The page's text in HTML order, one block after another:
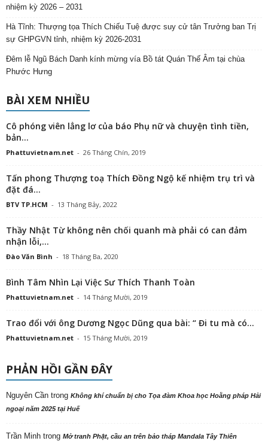
nhiệm kỳ 2026 – 2031
Hà Tĩnh: Thượng tọa Thích Chiếu Tuệ được suy cử tân Trưởng ban Trị
sự GHPGVN tỉnh, nhiệm kỳ 2026-2031
Đêm lễ Ngũ Bách Danh kính mừng vía Bồ tát Quán Thế Âm tại chùa
Phước Hưng
BÀI XEM NHIỀU
Cô phóng viên lẳng lơ của báo Phụ nữ và chuyện tình tiền,
bản...
Phattuvietnam.net - 26 Tháng Chín, 2019
Tấn phong Thượng toạ Thích Đồng Ngộ kế nhiệm trụ trì và
đặt đá...
BTV TP.HCM - 13 Tháng Bảy, 2022
Thầy Nhật Từ không nên chối quanh mà phải có can đảm
nhận lỗi,...
Đào Văn Bình - 18 Tháng Ba, 2020
Bình Tâm Nhìn Lại Việc Sư Thích Thanh Toàn
Phattuvietnam.net - 14 Tháng Mười, 2019
Trao đổi với ông Dương Ngọc Dũng qua bài: “ Đi tu mà có...
Phattuvietnam.net - 15 Tháng Mười, 2019
PHẢN HỒI GẦN ĐÂY
Nguyên Cần trong Không khí chuẩn bị cho Tọa đàm Khoa học Hoằng pháp Hải
ngoại năm 2025 tại Huế
Trần Minh trong Mở tranh Phật, cầu an trên bảo tháp Mandala Tây Thiên